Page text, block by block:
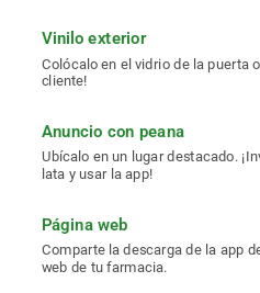
Vinilo exterior
Colócalo en el vidrio de la puerta o
cliente!
Página web
Comparte la descarga de la app
web de tu farmacia.
Anuncio con peana
Ubícalo en un lugar destacado.
lata y usar la app!